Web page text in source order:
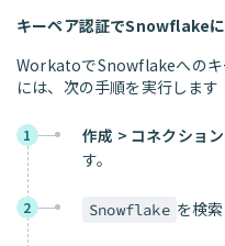
キーペア認証でSnowflake
WorkatoでSnowflakeへのキ
には、次の手順を実行します
1 作成 > コネクション
す。
2 Snowflake を検